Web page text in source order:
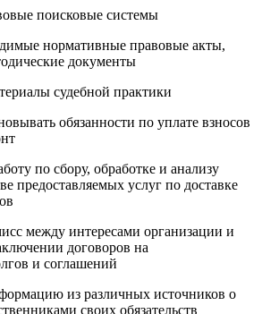
поисковые системы
нормативные правовые акты,
документы
судебной практики
обязанности по уплате взносов
по сбору, обработке и анализу
предоставляемых услуг по доставке
между интересами организации и
договоров на
и соглашений
из различных источников о
своих обязательств